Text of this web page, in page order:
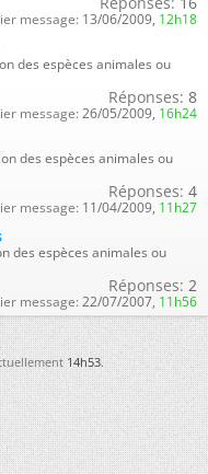
message: 13/06/2009, 12h18
des espèces animales ou
Réponses: 8
message: 26/05/2009, 16h24
des espèces animales ou
Réponses: 4
message: 11/04/2009, 11h27
des espèces animales ou
Réponses: 2
message: 22/07/2007, 11h56
14h53.